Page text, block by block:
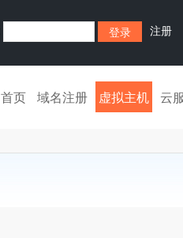
注册
首页 域名注册 虚拟主机 云